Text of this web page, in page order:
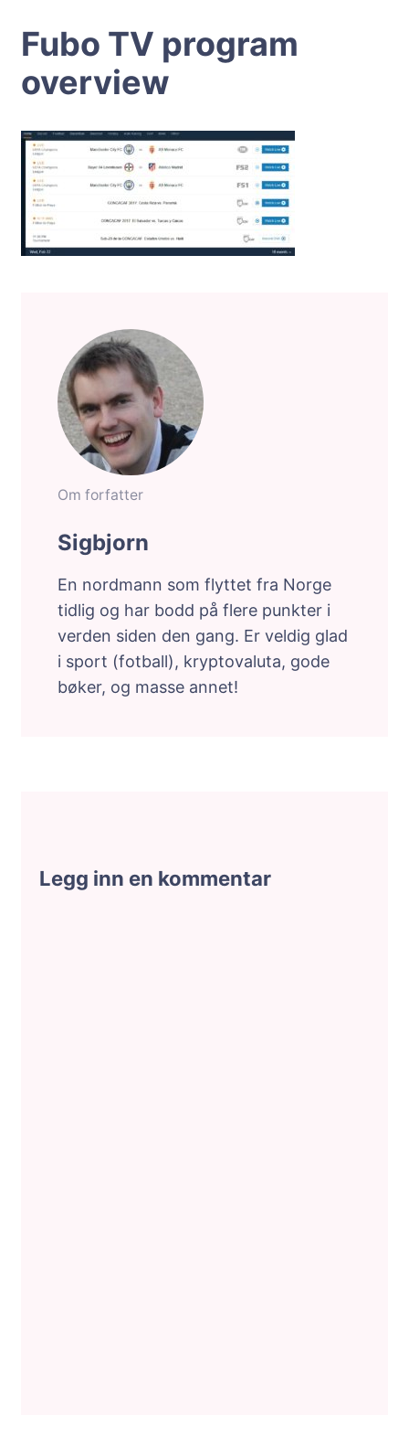
Fubo TV program
overview
Om forfatter
Sigbjorn
En nordmann som flyttet fra Norge
tidlig og har bodd på flere punkter i
verden siden den gang. Er veldig glad
i sport (fotball), kryptovaluta, gode
bøker, og masse annet!
Legg inn en kommentar